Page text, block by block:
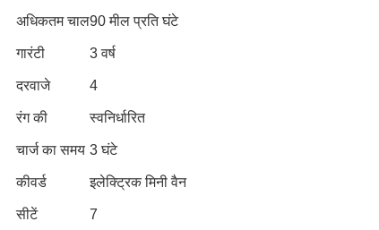
अधिकतम चाल90 मील प्रति घंटे
गारंटी 3 वर्ष
दरवाजे 4
रंग की स्वनिर्धारित
चार्ज का समय 3 घंटे
कीवर्ड इलेक्ट्रिक मिनी वैन
सीटें 7